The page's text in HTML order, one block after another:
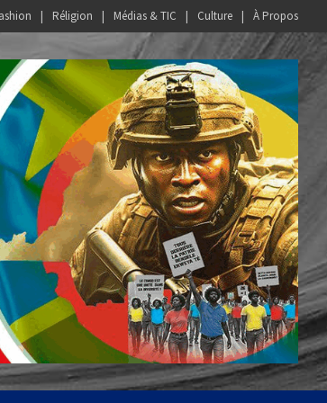
Réligion Médias & TIC Culture À Propos